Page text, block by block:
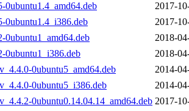
0ubuntu1.4_amd64.deb
2017-
0ubuntu1.4_i386.deb
2017-
0ubuntu1_amd64.deb
2018-
0ubuntu1_i386.deb
2018-
0ubuntu5_amd64.deb
2014-
0ubuntu5_i386.deb
2014-
0ubuntu0.14.04.14_amd64.deb 2017-